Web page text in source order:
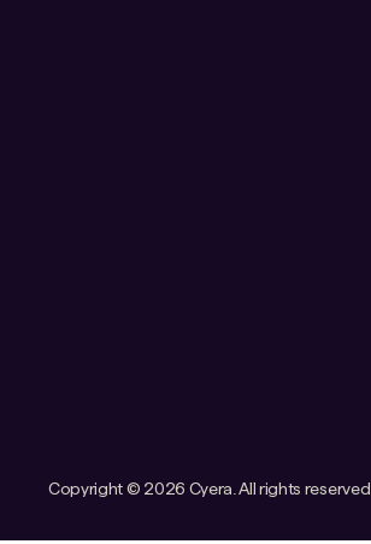
Copyright © 2026 Cyera. All rights reserved.